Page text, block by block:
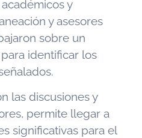
y
y asesores
sobre un
identificar los
las discusiones y
permite llegar a
significativas para el